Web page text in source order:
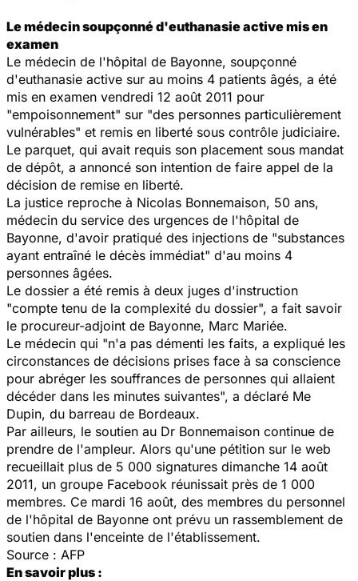
Le médecin soupçonné d'euthanasie active mis en
examen
Le médecin de l'hôpital de Bayonne, soupçonné
d'euthanasie active sur au moins 4 patients âgés, a été
mis en examen vendredi 12 août 2011 pour
"empoisonnement" sur "des personnes particulièrement
vulnérables" et remis en liberté sous contrôle judiciaire.
Le parquet, qui avait requis son placement sous mandat
de dépôt, a annoncé son intention de faire appel de la
décision de remise en liberté.
La justice reproche à Nicolas Bonnemaison, 50 ans,
médecin du service des urgences de l'hôpital de
Bayonne, d'avoir pratiqué des injections de "substances
ayant entraîné le décès immédiat" d'au moins 4
personnes âgées.
Le dossier a été remis à deux juges d'instruction
"compte tenu de la complexité du dossier", a fait savoir
le procureur-adjoint de Bayonne, Marc Mariée.
Le médecin qui "n'a pas démenti les faits, a expliqué les
circonstances de décisions prises face à sa conscience
pour abréger les souffrances de personnes qui allaient
décéder dans les minutes suivantes", a déclaré Me
Dupin, du barreau de Bordeaux.
Par ailleurs, le soutien au Dr Bonnemaison continue de
prendre de l'ampleur. Alors qu'une pétition sur le web
recueillait plus de 5 000 signatures dimanche 14 août
2011, un groupe Facebook réunissait près de 1 000
membres. Ce mardi 16 août, des membres du personnel
de l'hôpital de Bayonne ont prévu un rassemblement de
soutien dans l'enceinte de l'établissement.
Source : AFP
En savoir plus :